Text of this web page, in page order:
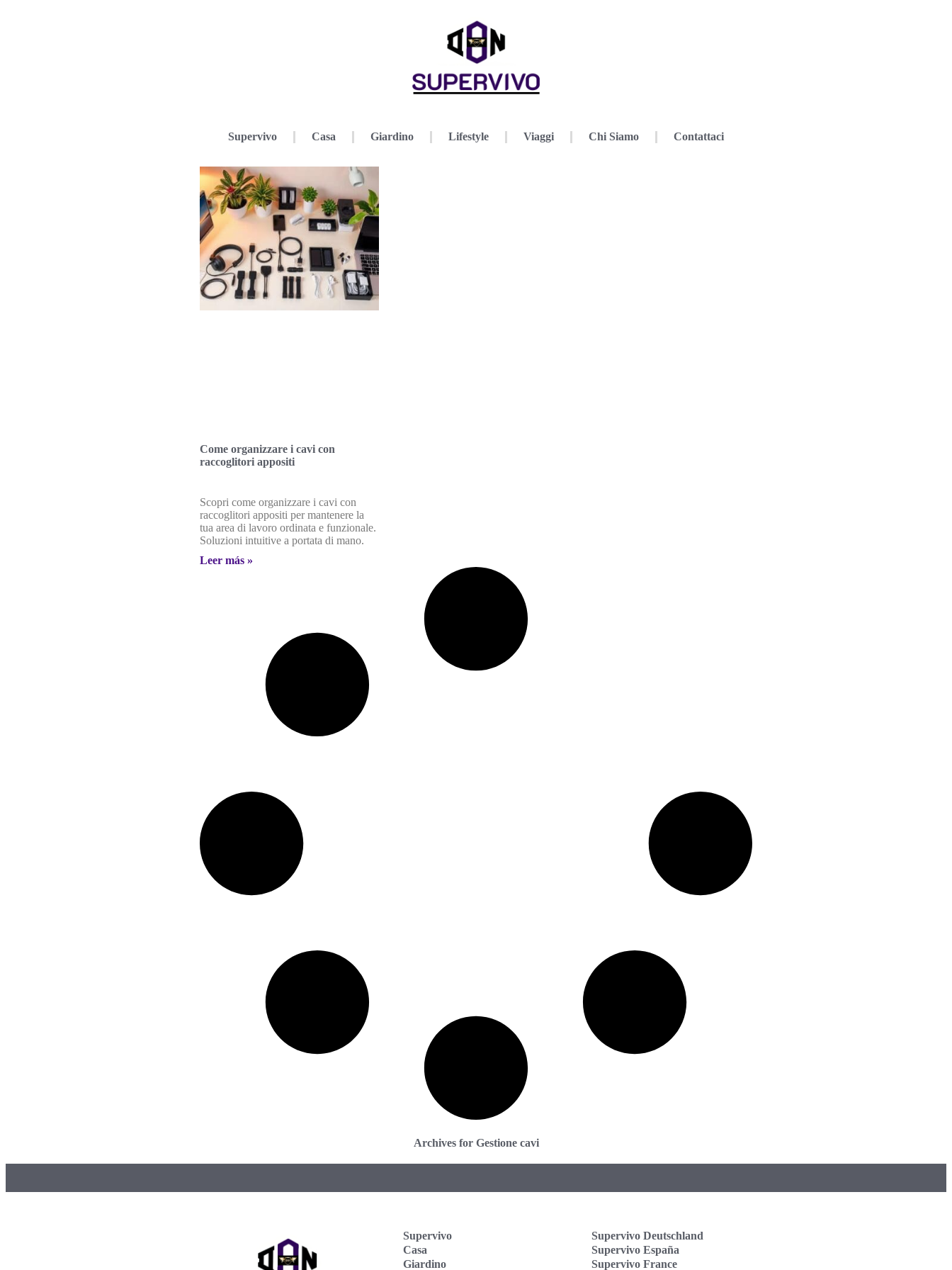
Supervivo Casa Giardino Lifestyle Viaggi Chi Siamo Contattaci
Come organizzare i cavi con
raccoglitori appositi
Scopri come organizzare i cavi con
raccoglitori appositi per mantenere la
tua area di lavoro ordinata e funzionale.
Soluzioni intuitive a portata di mano.
Leer más »
Archives for Gestione cavi
Supervivo
Casa
Giardino
Supervivo Deutschland
Supervivo España
Supervivo France